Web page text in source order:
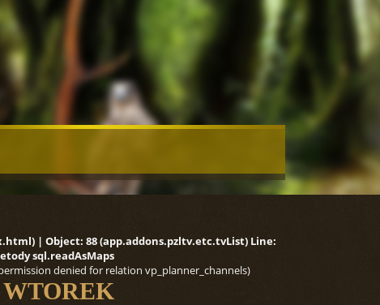
| Object: 88 (app.addons.pzltv.etc.tvList) Line:
sql.readAsMaps
denied for relation vp_planner_channels)